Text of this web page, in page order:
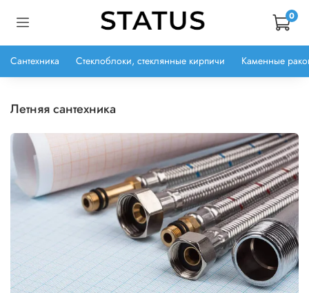
0
Сантехника Стеклоблоки, стеклянные кирпичи Каменные
летняя сантехника